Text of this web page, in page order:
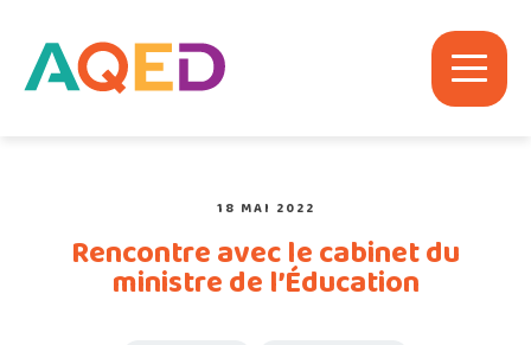
18 MAI 2022
Rencontre avec le cabinet du
ministre de l’Éducation